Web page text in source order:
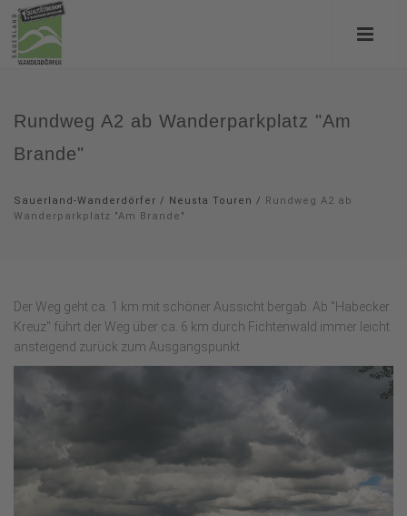
Rundweg A2 ab Wanderparkplatz "Am
Brande"
Sauerland-Wanderdörfer / Neusta Touren / Rundweg A2 ab
Wanderparkplatz "Am Brande"
Der Weg geht ca. 1 km mit schöner Aussicht bergab. Ab "Habecker
Kreuz" führt der Weg über ca. 6 km durch Fichtenwald immer leicht
ansteigend zurück zum Ausgangspunkt